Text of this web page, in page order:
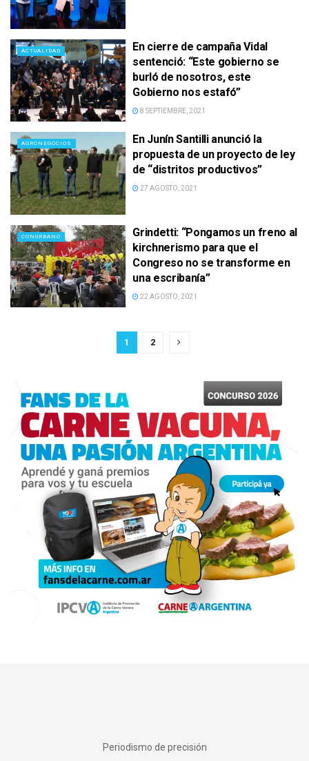
ACTUALIDAD
En cierre de campaña Vidal
sentenció: “Este gobierno se
burló de nosotros, este
Gobierno nos estafó”
8 SEPTIEMBRE, 2021
AGRONEGOCIOS
En Junín Santilli anunció la
propuesta de un proyecto de ley
de “distritos productivos”
27 AGOSTO, 2021
CONURBANO
Grindetti: “Pongamos un freno al
kirchnerismo para que el
Congreso no se transforme en
una escribanía”
22 AGOSTO, 2021
1 2
Periodismo de precisión